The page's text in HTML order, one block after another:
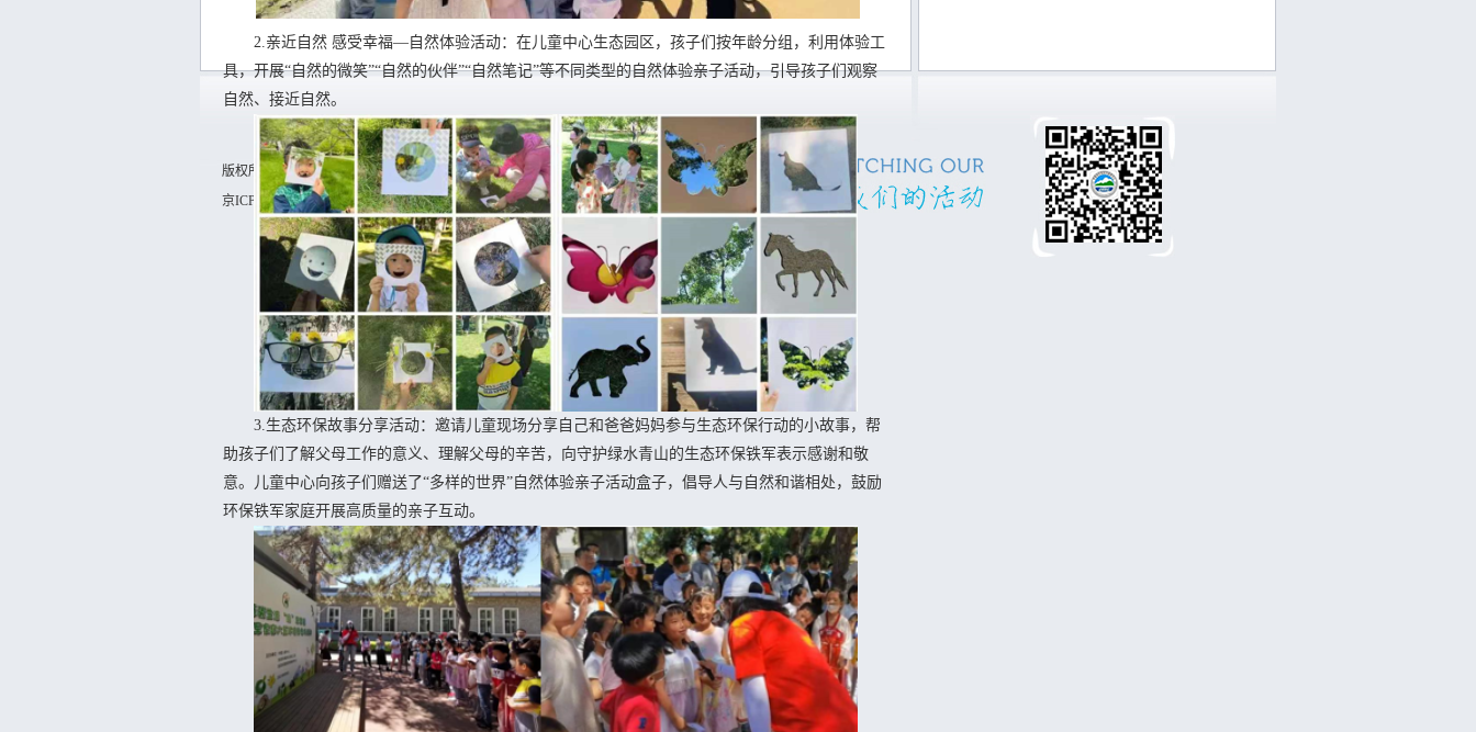
2.亲近自然 感受幸福—自然体验活动：在儿童中心生态园区，孩子们按年龄分组，利用体验工
具，开展“自然的微笑”“自然的伙伴”“自然笔记”等不同类型的自然体验亲子活动，引导孩子们观察
自然、接近自然。
3.生态环保故事分享活动：邀请儿童现场分享自己和爸爸妈妈参与生态环保行动的小故事，帮
助孩子们了解父母工作的意义、理解父母的辛苦，向守护绿水青山的生态环保铁军表示感谢和敬
意。儿童中心向孩子们赠送了“多样的世界”自然体验亲子活动盒子，倡导人与自然和谐相处，鼓励
环保铁军家庭开展高质量的亲子互动。
版权所有：生态环境部宣传教育中心
京ICP备12040763号-8
京公网安备 11010502033225号